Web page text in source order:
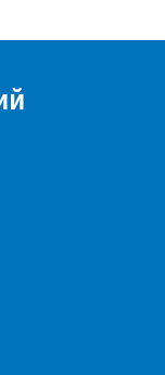
таблице и
также вошли